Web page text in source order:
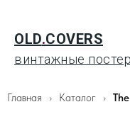
OLD.COVERS
винтажные
Главная Каталог